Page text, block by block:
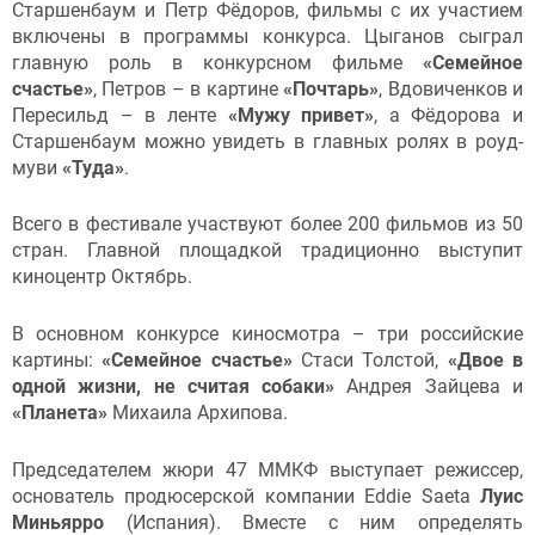
Старшенбаум и Петр Фёдоров, фильмы с их участием
включены в программы конкурса. Цыганов сыграл
главную роль в конкурсном фильме «Семейное
счастье», Петров – в картине«Почтарь», Вдовиченков и
Пересильд – в ленте «Мужу привет», а Фёдорова и
Старшенбаум можно увидеть в главных ролях в роуд-
муви «Туда».
Всего в фестивале участвуют более 200 фильмов из 50
стран. Главной площадкой традиционно выступит
киноцентр Октябрь.
В основном конкурсе киносмотра – три российские
картины:«Семейное счастье» Стаси Толстой, «Двое в
одной жизни, не считая собаки» Андрея Зайцева и
«Планета» Михаила Архипова.
Председателем жюри 47 ММКФ выступает режиссер,
основатель продюсерской компании Eddie Saeta Луис
Миньярро (Испания). Вместе с ним определять